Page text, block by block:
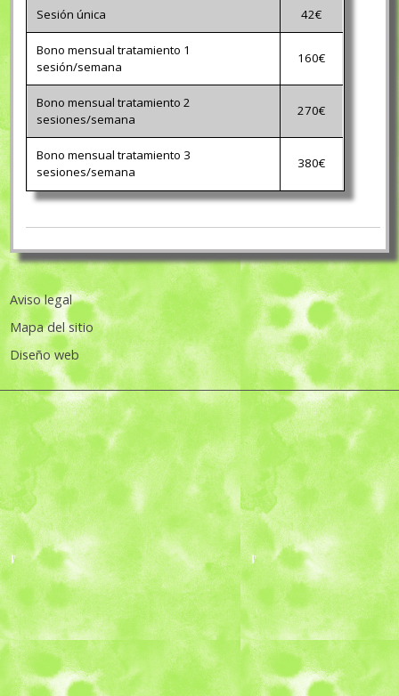
Sesión única 42€
Bono mensual tratamiento 1
sesión/semana
160€
Bono mensual tratamiento 2
sesiones/semana
270€
Bono mensual tratamiento 3
sesiones/semana
380€
Aviso legal
Mapa del sitio
Diseño web